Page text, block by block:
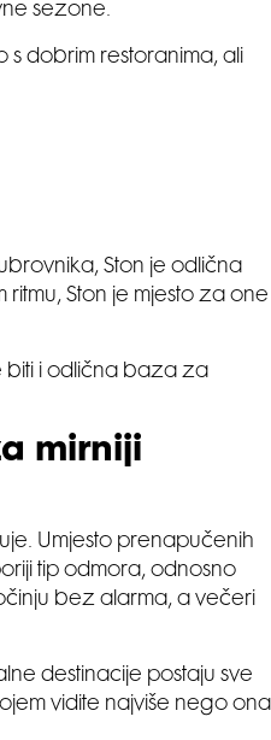
sezone.
dobrim restoranima, ali
Ston je odlična
Ston je mjesto za one
biti i odlična baza za
mirniji
Umjesto prenapučenih
tip odmora, odnosno
bez alarma, a večeri
destinacije postaju sve
vidite najviše nego onaj